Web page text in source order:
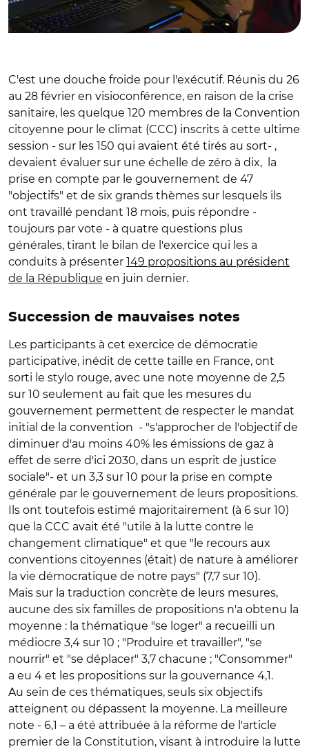
C'est une douche froide pour l'exécutif. Réunis du 26
au 28 février en visioconférence, en raison de la crise
sanitaire, les quelque 120 membres de la Convention
citoyenne pour le climat (CCC) inscrits à cette ultime
session - sur les 150 qui avaient été tirés au sort- ,
devaient évaluer sur une échelle de zéro à dix, la
prise en compte par le gouvernement de 47
"objectifs" et de six grands thèmes sur lesquels ils
ont travaillé pendant 18 mois, puis répondre -
toujours par vote - à quatre questions plus
générales, tirant le bilan de l'exercice qui les a
conduits à présenter 149 propositions au président
de la République en juin dernier.
Succession de mauvaises notes
Les participants à cet exercice de démocratie
participative, inédit de cette taille en France, ont
sorti le stylo rouge, avec une note moyenne de 2,5
sur 10 seulement au fait que les mesures du
gouvernement permettent de respecter le mandat
initial de la convention - "s'approcher de l'objectif de
diminuer d'au moins 40% les émissions de gaz à
effet de serre d'ici 2030, dans un esprit de justice
sociale"- et un 3,3 sur 10 pour la prise en compte
générale par le gouvernement de leurs propositions.
Ils ont toutefois estimé majoritairement (à 6 sur 10)
que la CCC avait été "utile à la lutte contre le
changement climatique" et que "le recours aux
conventions citoyennes (était) de nature à améliorer
la vie démocratique de notre pays" (7,7 sur 10).
Mais sur la traduction concrète de leurs mesures,
aucune des six familles de propositions n'a obtenu la
moyenne : la thématique "se loger" a recueilli un
médiocre 3,4 sur 10 ; "Produire et travailler", "se
nourrir" et "se déplacer" 3,7 chacune ; "Consommer"
a eu 4 et les propositions sur la gouvernance 4,1.
Au sein de ces thématiques, seuls six objectifs
atteignent ou dépassent la moyenne. La meilleure
note - 6,1 – a été attribuée à la réforme de l'article
premier de la Constitution, visant à introduire la lutte